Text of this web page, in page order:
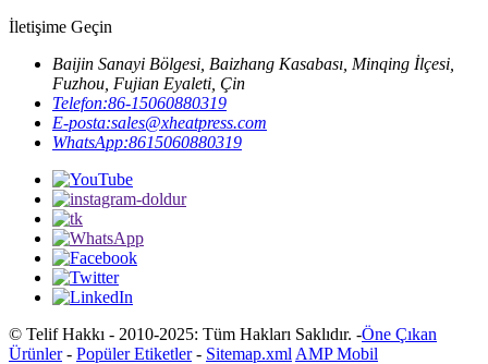
İletişime Geçin
Baijin Sanayi Bölgesi, Baizhang Kasabası, Minqing İlçesi,
Fuzhou, Fujian Eyaleti, Çin
Telefon:86-15060880319
E-posta:sales@xheatpress.com
WhatsApp:8615060880319
© Telif Hakkı - 2010-2025: Tüm Hakları Saklıdır. -Öne Çıkan
Ürünler- Popüler Etiketler- Sitemap.xml AMP Mobil